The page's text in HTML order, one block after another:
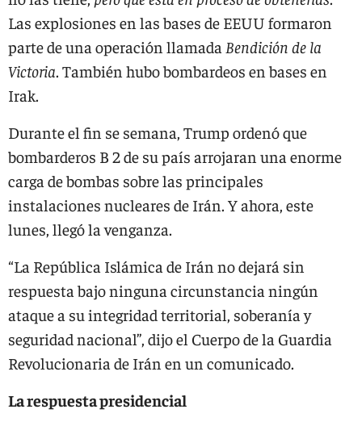
Las explosiones en las bases de EEUU formaron
parte de una operación llamada Bendición de la
Victoria. También hubo bombardeos en bases en
Irak.
Durante el fin se semana, Trump ordenó que
bombarderos B 2 de su país arrojaran una enorme
carga de bombas sobre las principales
instalaciones nucleares de Irán. Y ahora, este
lunes, llegó la venganza.
“La República Islámica de Irán no dejará sin
respuesta bajo ninguna circunstancia ningún
ataque a su integridad territorial, soberanía y
seguridad nacional”, dijo el Cuerpo de la Guardia
Revolucionaria de Irán en un comunicado.
La respuesta presidencial